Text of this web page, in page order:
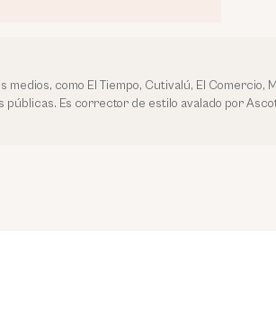
como El Tiempo, Cutivalú, El Comercio,
públicas. Es corrector de estilo avalado por